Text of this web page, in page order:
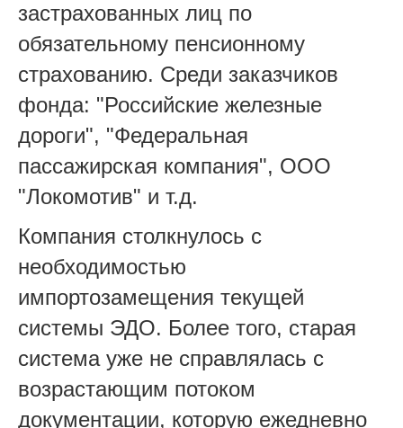
застрахованных лиц по
обязательному пенсионному
страхованию. Среди заказчиков
фонда: "Российские железные
дороги", "Федеральная
пассажирская компания", ООО
"Локомотив" и т.д.
Компания столкнулось с
необходимостью
импортозамещения текущей
системы ЭДО. Более того, старая
система уже не справлялась с
возрастающим потоком
документации, которую ежедневно